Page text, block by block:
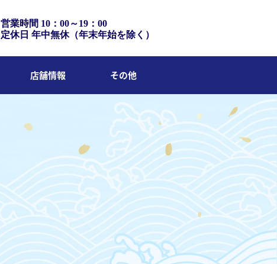
営業時間 10：00～19：00
定休日 年中無休（年末年始を除く）
店舗情報 その他